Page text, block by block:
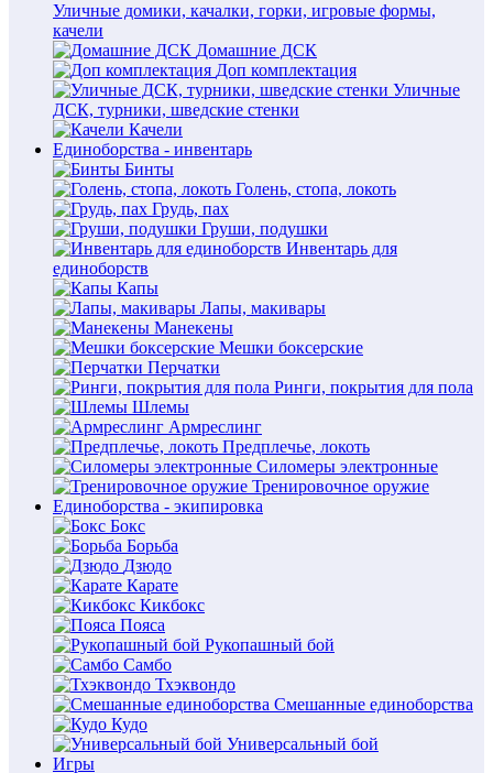
Уличные домики, качалки, горки, игровые формы,
качели
Домашние ДСК
Доп комплектация
Уличные
ДСК, турники, шведские стенки
Качели
Единоборства - инвентарь
Бинты
Голень, стопа, локоть
Грудь, пах
Груши, подушки
Инвентарь для
единоборств
Капы
Лапы, макивары
Манекены
Мешки боксерские
Перчатки
Ринги, покрытия для пола
Шлемы
Армреслинг
Предплечье, локоть
Силомеры электронные
Тренировочное оружие
Единоборства - экипировка
Бокс
Борьба
Дзюдо
Карате
Кикбокс
Пояса
Рукопашный бой
Самбо
Тхэквондо
Смешанные единоборства
Кудо
Универсальный бой
Игры